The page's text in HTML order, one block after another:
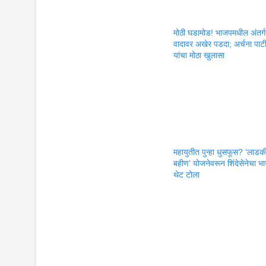
मोठी घडामोड! भाजपमधील
वादावर अखेर पडदा; अर्चना
यांचा मोठा खुलासा
महायुतीत पुन्हा धुसफूस?
बहीण’ योजनेवरून शिंदेसेनेचा
थेट टोला